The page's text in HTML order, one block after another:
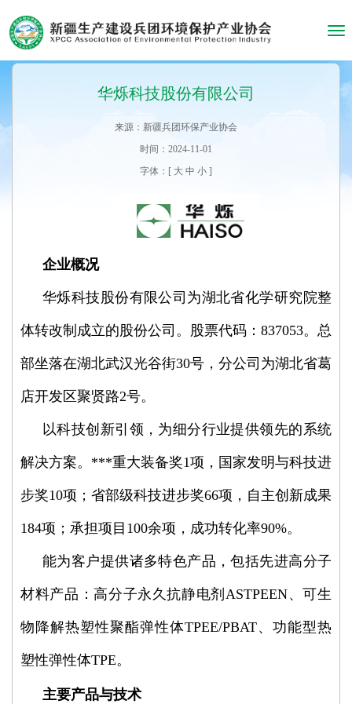
华烁科技股份有限公司
来源：新疆兵团环保产业协会
时间：2024-11-01
字体：[ 大 中 小 ]
企业概况
华烁科技股份有限公司为湖北省化学研究院整
体转改制成立的股份公司。股票代码：837053。总
部坐落在湖北武汉光谷街30号，分公司为湖北省葛
店开发区聚贤路2号。
以科技创新引领，为细分行业提供领先的系统
解决方案。***重大装备奖1项，国家发明与科技进
步奖10项；省部级科技进步奖66项，自主创新成果
184项；承担项目100余项，成功转化率90%。
能为客户提供诸多特色产品，包括先进高分子
材料产品：高分子永久抗静电剂ASTPEEN、可生
物降解热塑性聚酯弹性体TPEE/PBAT、功能型热
塑性弹性体TPE。
主要产品与技术